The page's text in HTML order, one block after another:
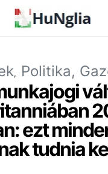
Politika,
ezt
tudnia